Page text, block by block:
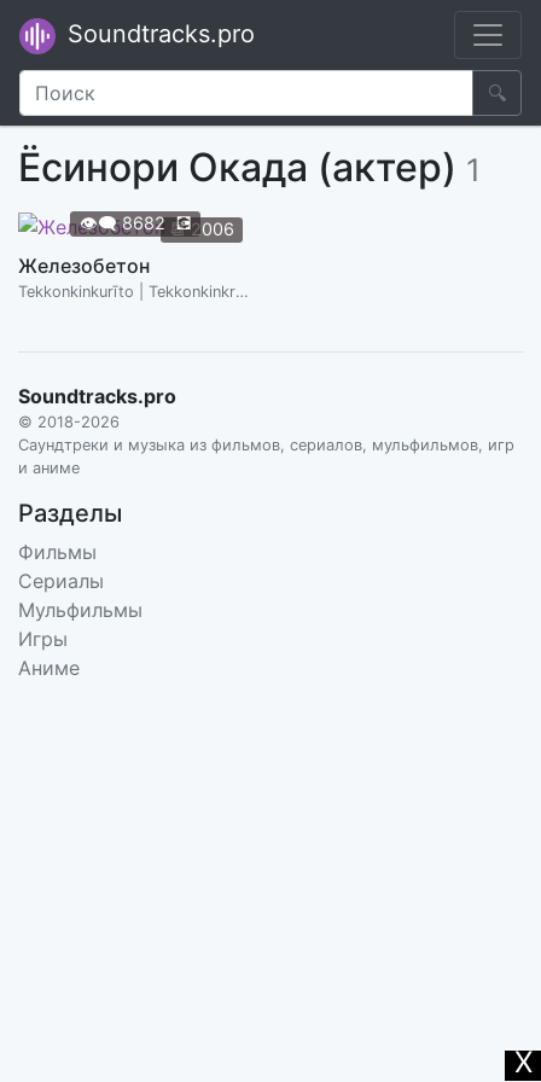
Soundtracks.pro
🔍
Ёсинори Окада (актер) 1
📆2006
👁️‍🗨️8682 💽
Железобетон
Tekkonkinkurīto | Tekkonkinkreet
Soundtracks.pro
© 2018-2026
Саундтреки и музыка из фильмов, сериалов, мульфильмов, игр
и аниме
Разделы
Фильмы
Сериалы
Мульфильмы
Игры
Аниме
X